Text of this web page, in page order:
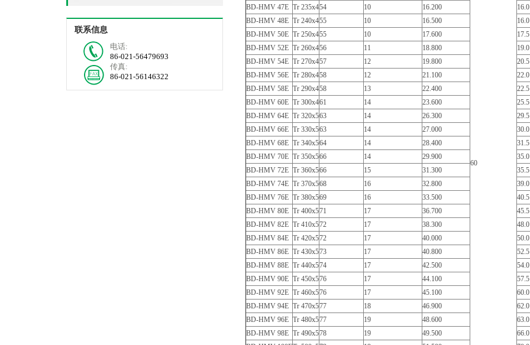
联系信息
电话:
86-021-56479693
传真:
86-021-56146322
60
BD-HMV 47E Tr 235x454 10 16.200
16.0
BD-HMV 48E Tr 240x455 10 16.500
16.0
BD-HMV 50E Tr 250x455 10 17.600
17.5
BD-HMV 52E Tr 260x456 11 18.800
19.0
BD-HMV 54E Tr 270x457 12 19.800
20.5
BD-HMV 56E Tr 280x458 12 21.100
22.0
BD-HMV 58E Tr 290x458 13 22.400
22.5
BD-HMV 60E Tr 300x461 14 23.600
25.5
BD-HMV 64E Tr 320x563 14 26.300
29.5
BD-HMV 66E Tr 330x563 14 27.000
30.0
BD-HMV 68E Tr 340x564 14 28.400
31.5
BD-HMV 70E Tr 350x566 14 29.900
35.0
BD-HMV 72E Tr 360x566 15 31.300
35.5
BD-HMV 74E Tr 370x568 16 32.800
39.0
BD-HMV 76E Tr 380x569 16 33.500
40.5
BD-HMV 80E Tr 400x571 17 36.700
45.5
BD-HMV 82E Tr 410x572 17 38.300
48.0
BD-HMV 84E Tr 420x572 17 40.000
50.0
BD-HMV 86E Tr 430x573 17 40.800
52.5
BD-HMV 88E Tr 440x574 17 42.500
54.0
BD-HMV 90E Tr 450x576 17 44.100
57.5
BD-HMV 92E Tr 460x576 17 45.100
60.0
BD-HMV 94E Tr 470x577 18 46.900
62.0
BD-HMV 96E Tr 480x577 19 48.600
63.0
BD-HMV 98E Tr 490x578 19 49.500
66.0